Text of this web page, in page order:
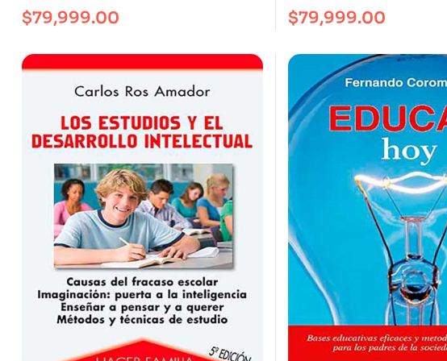
$79,999.00
Curar.
$79,999.00